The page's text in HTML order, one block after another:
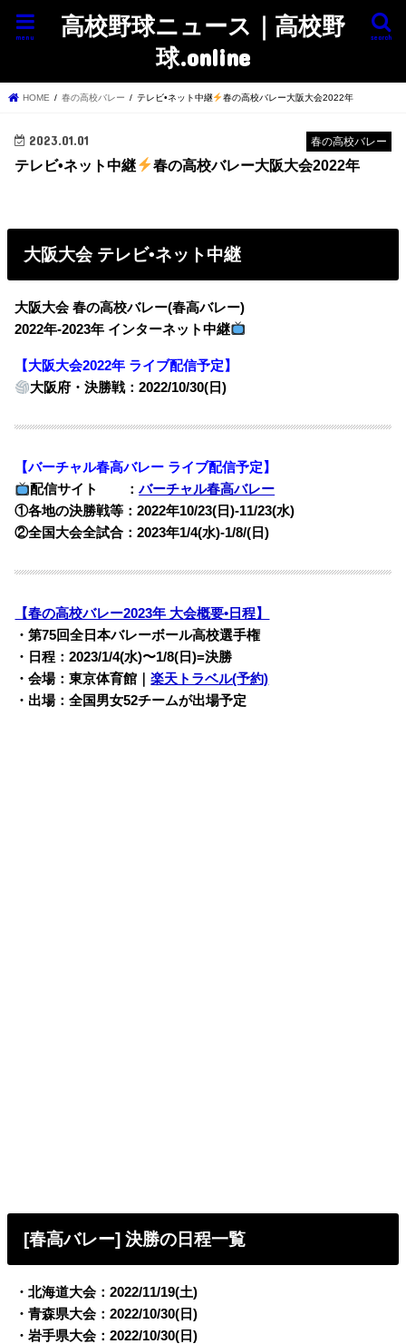
高校野球ニュース｜高校野
球.online
search
menu
HOME 春の高校バレー テレビ•ネット中継 春の高校バレー大阪大会2022年
春の高校バレー
2023.01.01
テレビ•ネット中継 春の高校バレー大阪大会2022年
大阪大会 テレビ•ネット中継
大阪大会 春の高校バレー(春高バレー)
2022年-2023年 インターネット中継
【大阪大会2022年 ライブ配信予定】
大阪府・決勝戦：2022/10/30(日)
【バーチャル春高バレー ライブ配信予定】
配信サイト ：バーチャル春高バレー
①各地の決勝戦等：2022年10/23(日)-11/23(水)
②全国大会全試合：2023年1/4(水)-1/8/(日)
【春の高校バレー2023年 大会概要•日程】
・第75回全日本バレーボール高校選手権
・日程：2023/1/4(水)〜1/8(日)=決勝
・会場：東京体育館｜楽天トラベル(予約)
・出場：全国男女52チームが出場予定
[春高バレー] 決勝の日程一覧
・北海道大会：2022/11/19(土)
・青森県大会：2022/10/30(日)
・岩手県大会：2022/10/30(日)